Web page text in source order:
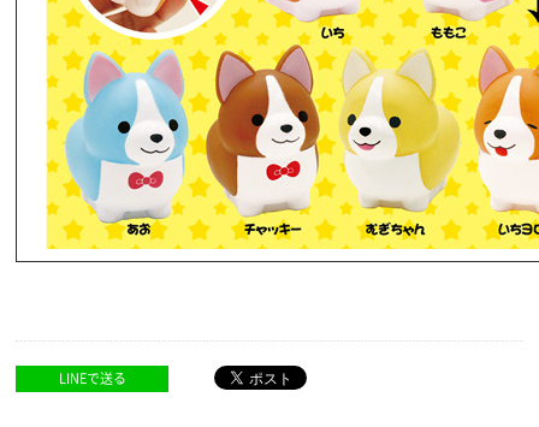
LINEで送る